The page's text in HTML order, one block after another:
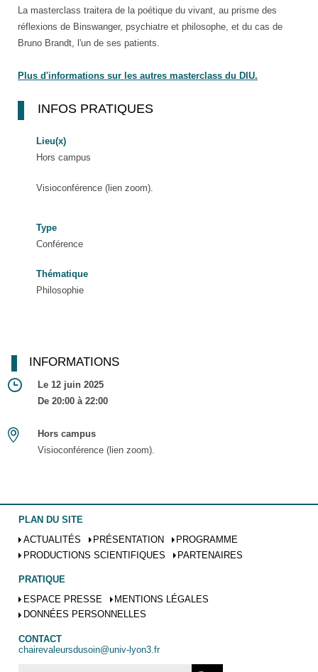
La masterclass traitera de la poétique du vivant, au prisme des
réflexions de Binswanger, psychiatre et philosophe, et du cas de
Bruno Brandt, l'un de ses patients.
Plus d'informations sur les autres masterclass du DIU.
INFOS PRATIQUES
Lieu(x)
Hors campus
Visioconférence (lien zoom).
Type
Conférence
Thématique
Philosophie
INFORMATIONS
Le 12 juin 2025
De 20:00 à 22:00
Hors campus
Visioconférence (lien zoom).
PLAN DU SITE
ACTUALITÉS
PRÉSENTATION
PROGRAMME
PRODUCTIONS SCIENTIFIQUES
PARTENAIRES
PRATIQUE
ESPACE PRESSE
MENTIONS LÉGALES
DONNÉES PERSONNELLES
CONTACT
chairevaleursdusoin@univ-lyon3.fr